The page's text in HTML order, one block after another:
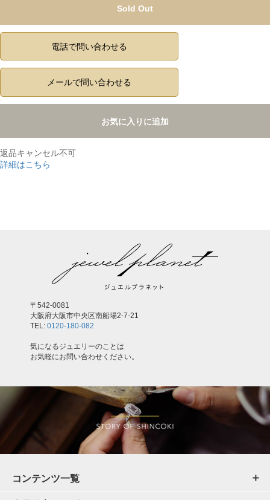
Sold Out
電話で問い合わせる
メールで問い合わせる
お気に入りに追加
返品キャンセル不可
詳細はこちら
〒542-0081
大阪府大阪市中央区南船場2-7-21
TEL: 0120-180-082
気になるジュエリーのことは
お気軽にお問い合わせください。
コンテンツ一覧